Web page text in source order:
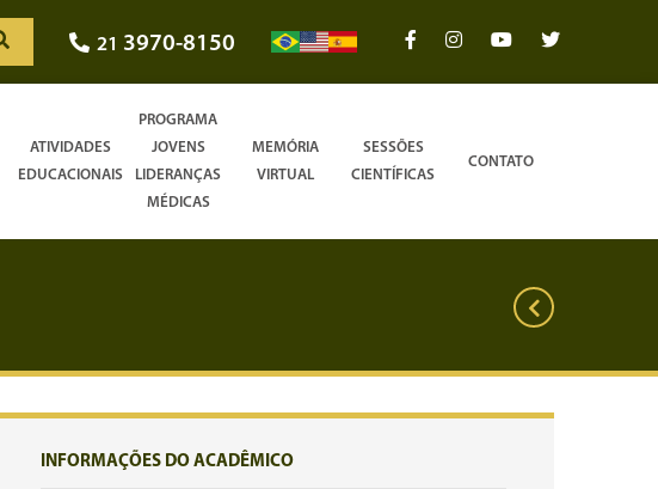
21 3970-8150
ATIVIDADES
EDUCACIONAIS
PROGRAMA
JOVENS
LIDERANÇAS
MÉDICAS
MEMÓRIA
VIRTUAL
SESSÕES
CIENTÍFICAS
CONTATO
INFORMAÇÕES DO ACADÊMICO